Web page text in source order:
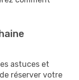
astuces et
réserver votre